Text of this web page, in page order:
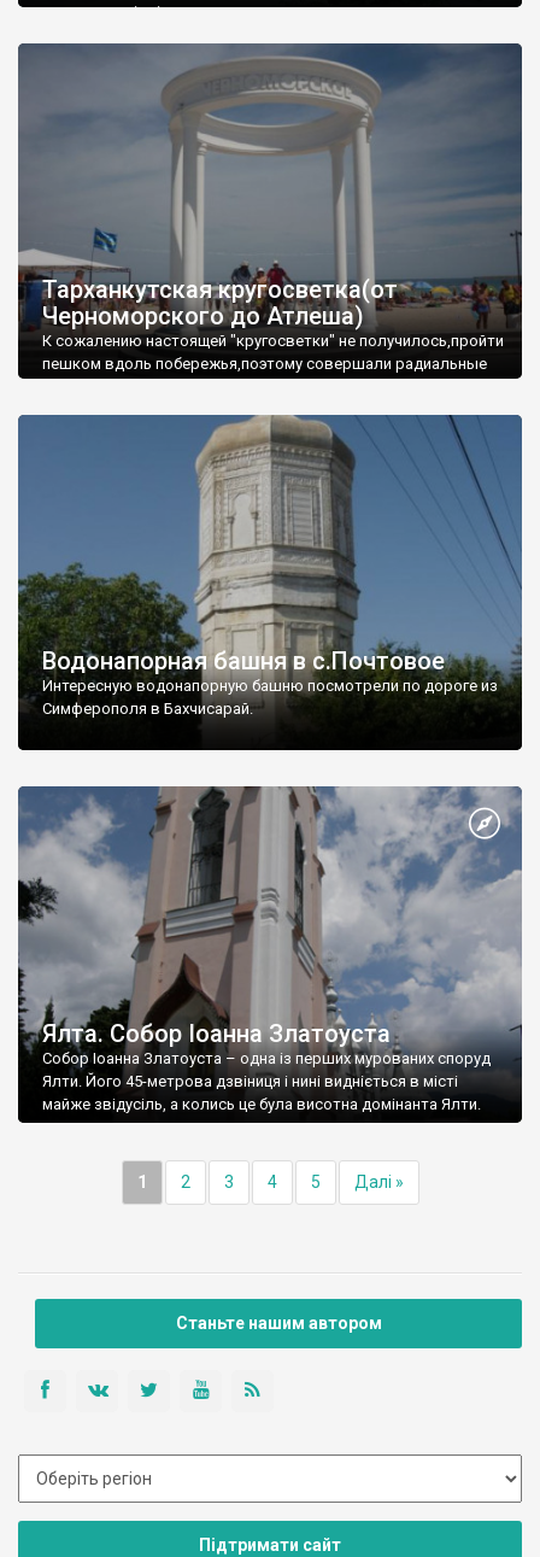
запрошую відвідати це
Тарханкутская кругосветка(от
Черноморского до Атлеша)
К сожалению настоящей "кругосветки" не получилось,пройти
пешком вдоль побережья,поэтому совершали радиальные
Водонапорная башня в с.Почтовое
Интересную водонапорную башню посмотрели по дороге из
Симферополя в Бахчисарай.
Ялта. Собор Іоанна Златоуста
Собор Іоанна Златоуста – одна із перших мурованих споруд
Ялти. Його 45-метрова дзвіниця і нині видніється в місті
майже звідусіль, а колись це була висотна домінанта Ялти.
1 2 3 4 5 Далі »
Станьте нашим автором
Підтримати сайт